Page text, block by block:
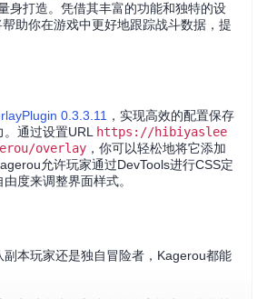
身打造。凭借其丰富的功能和独特的设
助你在游戏中更好地跟踪战斗数据，提
0.3.3.11 ，实现高效的配置保存
通过设置URL
https://hibiyaslee
overlay ，你可以轻松地将它添加
允许玩家通过DevTools进行CSS定
度来调整界面样式。
副本玩家还是独自冒险者，Kagerou都能